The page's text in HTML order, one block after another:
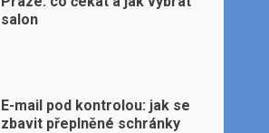
salon
E-mail pod kontrolou: jak se
zbavit přeplněné schránky